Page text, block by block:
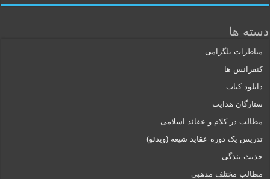
دسته ها
مناظرات تلگرامی
کنفرانس ها
دانلود کتاب
ستارگان هدایت
مطالب در کلام و عقائد اسلامی
تدریس یک دوره عقاید شیعه (ویدئو)
حدیث بندگی
مطالب مختلف مذهبی